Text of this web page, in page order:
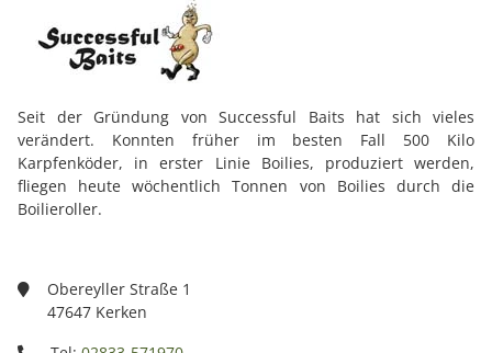
Seit der Gründung von Successful Baits hat sich vieles
verändert. Konnten früher im besten Fall 500 Kilo
Karpfenköder, in erster Linie Boilies, produziert werden,
fliegen heute wöchentlich Tonnen von Boilies durch die
Boilieroller.
Obereyller Straße 1
47647 Kerken